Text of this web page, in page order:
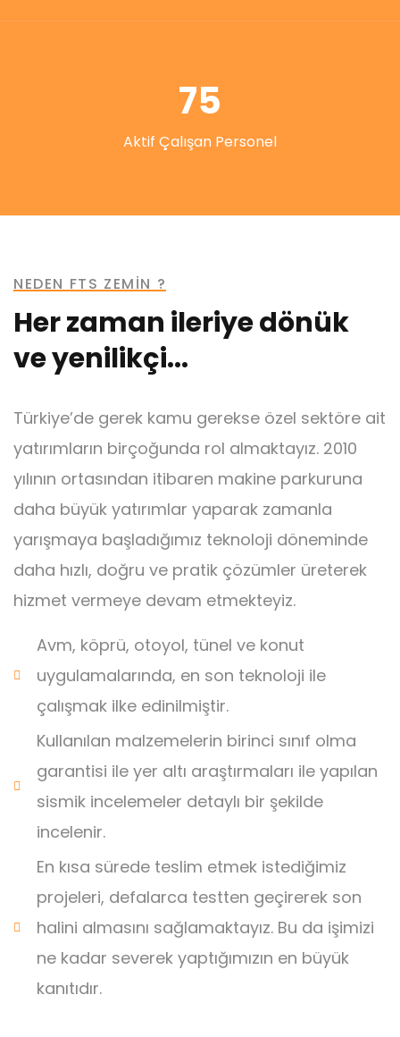
75
Aktif Çalışan Personel
NEDEN FTS ZEMİN ?
Her zaman ileriye dönük
ve yenilikçi...
Türkiye’de gerek kamu gerekse özel sektöre ait
yatırımların birçoğunda rol almaktayız. 2010
yılının ortasından itibaren makine parkuruna
daha büyük yatırımlar yaparak zamanla
yarışmaya başladığımız teknoloji döneminde
daha hızlı, doğru ve pratik çözümler üreterek
hizmet vermeye devam etmekteyiz.
Avm, köprü, otoyol, tünel ve konut
uygulamalarında, en son teknoloji ile
çalışmak ilke edinilmiştir.
Kullanılan malzemelerin birinci sınıf olma
garantisi ile yer altı araştırmaları ile yapılan
sismik incelemeler detaylı bir şekilde
incelenir.
En kısa sürede teslim etmek istediğimiz
projeleri, defalarca testten geçirerek son
halini almasını sağlamaktayız. Bu da işimizi
ne kadar severek yaptığımızın en büyük
kanıtıdır.